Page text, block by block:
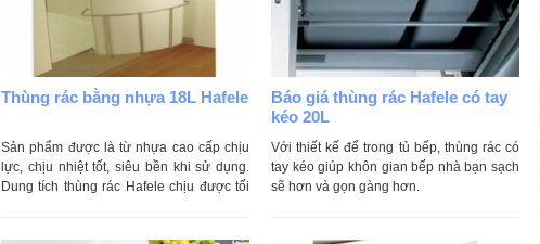
Thùng rác bằng nhựa 18L Hafele
Sản phẩm được là từ nhựa cao cấp chịu
lực, chịu nhiệt tốt, siêu bền khi sử dụng.
Dung tích thùng rác Hafele chịu được tối
Báo giá thùng rác Hafele có tay
kéo 20L
Với thiết kế để trong tủ bếp, thùng rác có
tay kéo giúp khôn gian bếp nhà bạn sạch
sẽ hơn và gọn gàng hơn.